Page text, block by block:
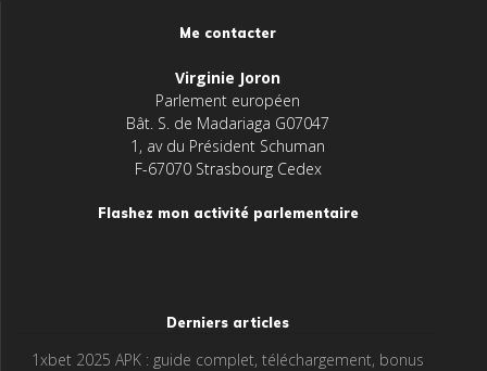
Me contacter
Virginie Joron
Parlement européen
Bât. S. de Madariaga G07047
1, av du Président Schuman
F-67070 Strasbourg Cedex
Flashez mon activité parlementaire
Derniers articles
1xbet 2025 APK : guide complet, téléchargement, bonus